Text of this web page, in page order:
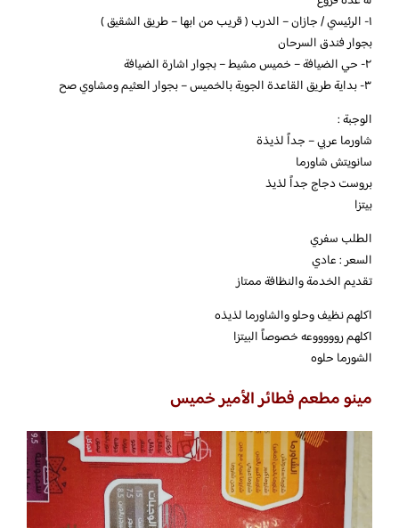
١- الرئيسي / جازان – الدرب ( قريب من ابها – طريق الشقيق )
بجوار فندق السرحان
٢- حي الضيافة – خميس مشيط – بجوار اشارة الضيافة
٣- بداية طريق القاعدة الجوية بالخميس – بجوار العثيم ومشاوي صح
الوجبة :
شاورما عربي – جداً لذيذة
سانويتش شاورما
بروست دجاج جداً لذيذ
بيتزا
الطلب سفري
السعر : عادي
تقديم الخدمة والنظافة ممتاز
اكلهم نظيف وحلو والشاورما لذيذه
اكلهم روووووعه خصوصاً البيتزا
الشورما حلوه
مينو مطعم فطائر الأمير خميس